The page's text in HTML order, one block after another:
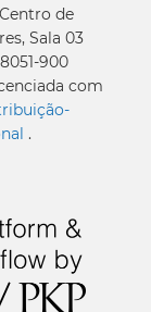
de
Sala 03
900
com
.